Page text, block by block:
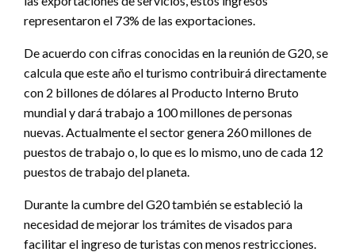
representaron el 73% de las exportaciones.
De acuerdo con cifras conocidas en la reunión de G20, se
calcula que este año el turismo contribuirá directamente
con 2 billones de dólares al Producto Interno Bruto
mundial y dará trabajo a 100 millones de personas
nuevas. Actualmente el sector genera 260 millones de
puestos de trabajo o, lo que es lo mismo, uno de cada 12
puestos de trabajo del planeta.
Durante la cumbre del G20 también se estableció la
necesidad de mejorar los trámites de visados para
facilitar el ingreso de turistas con menos restricciones.